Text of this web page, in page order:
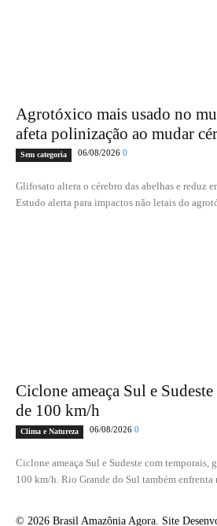
Agrotóxico mais usado no
afeta polinização ao mudar
Sem categoria 06/08/2026 0
Glifosato altera o cérebro das abelhas e reduz
Estudo alerta para impactos não letais do
Ciclone ameaça Sul e
de 100 km/h
Clima e Natureza 06/08/2026 0
Ciclone ameaça Sul e Sudeste com temporais,
100 km/h. Rio Grande do Sul também enfrenta
© 2026 Brasil Amazônia Agora. Site